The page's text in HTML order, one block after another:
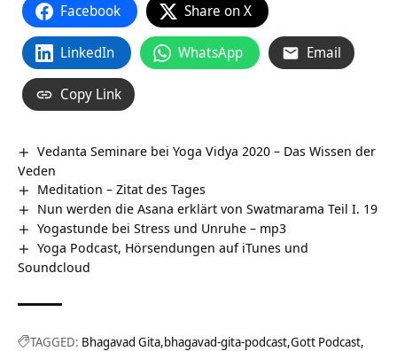
Facebook Share on X
LinkedIn WhatsApp Email
Copy Link
Vedanta Seminare bei Yoga Vidya 2020 – Das Wissen der
Veden
Meditation – Zitat des Tages
Nun werden die Asana erklärt von Swatmarama Teil I. 19
Yogastunde bei Stress und Unruhe – mp3
Yoga Podcast, Hörsendungen auf iTunes und
Soundcloud
TAGGED: Bhagavad Gita bhagavad-gita-podcast Gott Podcast